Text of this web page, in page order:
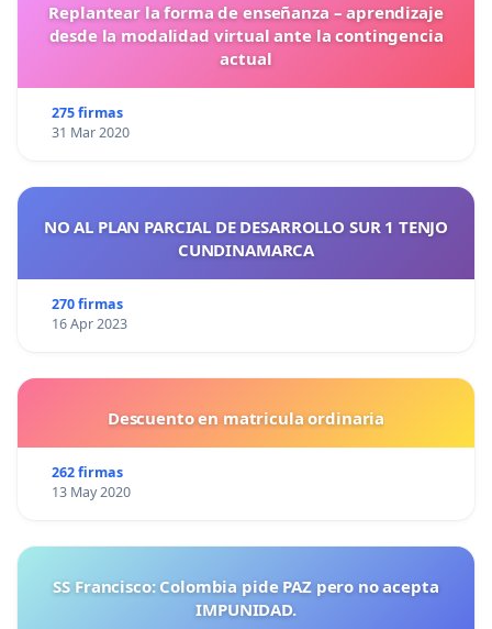
Replantear la forma de enseñanza – aprendizaje
desde la modalidad virtual ante la contingencia
actual
275 firmas
31 Mar 2020
NO AL PLAN PARCIAL DE DESARROLLO SUR 1 TENJO
CUNDINAMARCA
270 firmas
16 Apr 2023
Descuento en matricula ordinaria
262 firmas
13 May 2020
SS Francisco: Colombia pide PAZ pero no acepta
IMPUNIDAD.